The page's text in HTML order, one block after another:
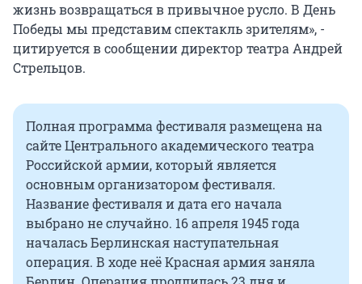
жизнь возвращаться в привычное русло. В День
Победы мы представим спектакль зрителям», -
цитируется в сообщении директор театра Андрей
Стрельцов.
Полная программа фестиваля размещена на
сайте Центрального академического театра
Российской армии, который является
основным организатором фестиваля.
Название фестиваля и дата его начала
выбрано не случайно. 16 апреля 1945 года
началась Берлинская наступательная
операция. В ходе неё Красная армия заняла